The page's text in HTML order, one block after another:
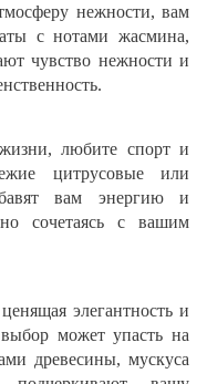
нежности, вам
с нотами жасмина,
чувство нежности и
любите спорт и
цитрусовые или
вам энергию и
сочетаясь с вашим
элегантность и
может упасть на
древесины, мускуса